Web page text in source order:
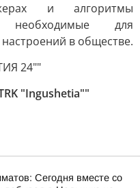
и алгоритмы
необходимые для
в обществе.
24""
"Ingushetia""
Сегодня вместе со